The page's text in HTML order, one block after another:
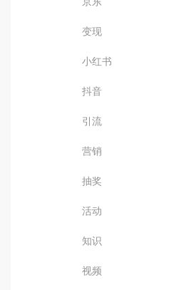
变现
小红书
抖音
引流
营销
抽奖
活动
知识
视频